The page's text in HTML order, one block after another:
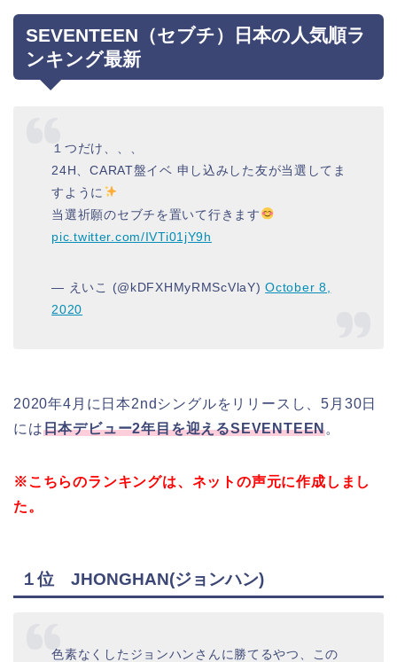
SEVENTEEN（セブチ）日本の人気順ラ
ンキング最新
１つだけ、、、
24H、CARAT盤イベ 申し込みした友が当選してま
すように
当選祈願のセブチを置いて行きます
pic.twitter.com/IVTi01jY9h
— えいこ (@kDFXHMyRMScVlaY)October 8,
2020
2020年4月に日本2ndシングルをリリースし、5月30日
には日本デビュー2年目を迎えるSEVENTEEN。
※こちらのランキングは、ネットの声元に作成しまし
た。
１位 JHONGHAN(ジョンハン)
色素なくしたジョンハンさんに勝てるやつ、この